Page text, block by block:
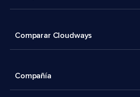
Comparar Cloudways
Compañía